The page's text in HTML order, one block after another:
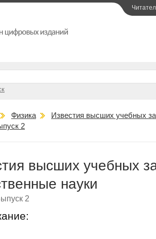
Физика
Известия высших учебных
2
высших учебных
науки
2